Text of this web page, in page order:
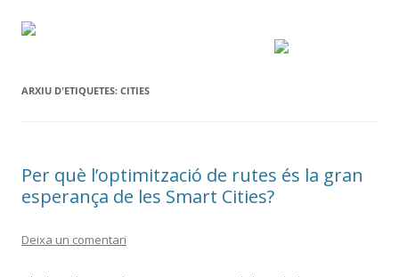
ARXIU D'ETIQUETES: CITIES
Per què l’optimització de rutes és la gran
esperança de les Smart Cities?
Deixa un comentari